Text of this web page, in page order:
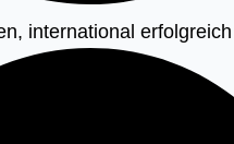
international erfolgreich